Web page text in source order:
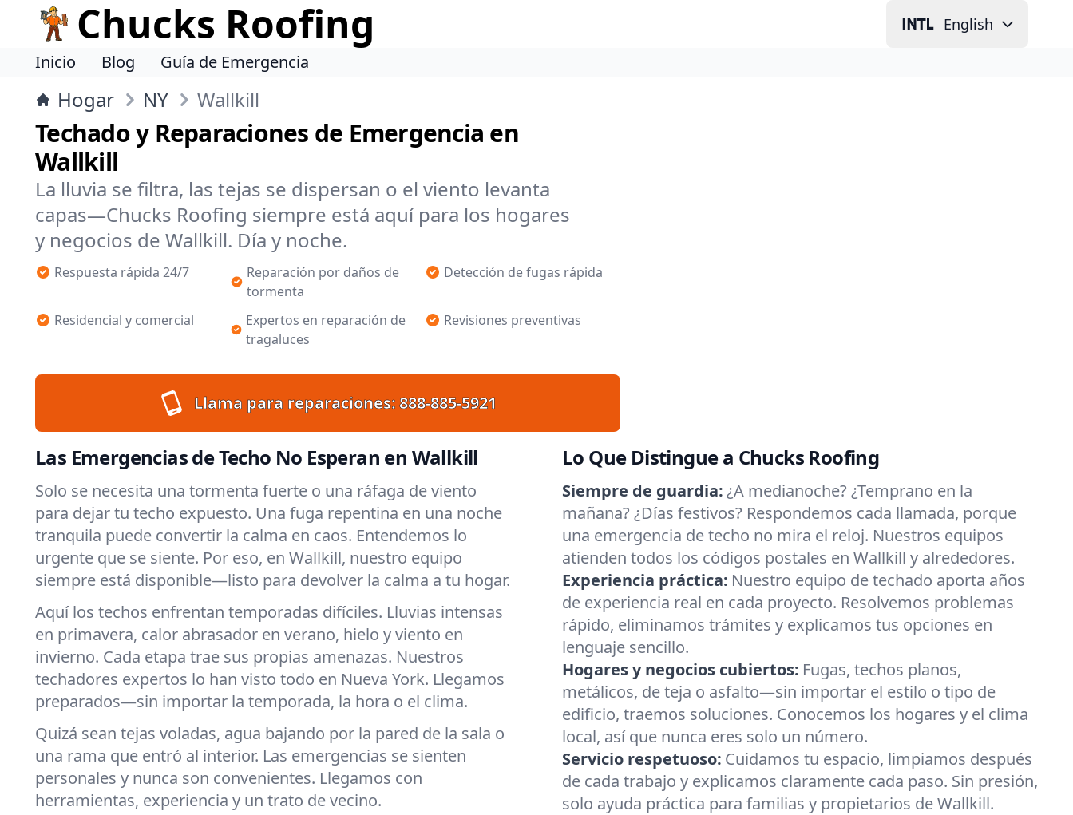
Chucks Roofing English
Inicio Blog Guía de Emergencia
Hogar NY Wallkill
Techado y Reparaciones de Emergencia en
Wallkill
La lluvia se filtra, las tejas se dispersan o el viento levanta
capas—Chucks Roofing siempre está aquí para los hogares
y negocios de Wallkill. Día y noche.
Respuesta rápida 24/7
Reparación por daños de
tormenta
Detección de fugas rápida
Residencial y comercial
Expertos en reparación de
tragaluces
Revisiones preventivas
Llama para reparaciones:888-885-5921
Las Emergencias de Techo No Esperan en Wallkill
Solo se necesita una tormenta fuerte o una ráfaga de viento
para dejar tu techo expuesto. Una fuga repentina en una noche
tranquila puede convertir la calma en caos. Entendemos lo
urgente que se siente. Por eso, en Wallkill, nuestro equipo
siempre está disponible—listo para devolver la calma a tu hogar.
Aquí los techos enfrentan temporadas difíciles. Lluvias intensas
en primavera, calor abrasador en verano, hielo y viento en
invierno. Cada etapa trae sus propias amenazas. Nuestros
techadores expertos lo han visto todo en Nueva York. Llegamos
preparados—sin importar la temporada, la hora o el clima.
Quizá sean tejas voladas, agua bajando por la pared de la sala o
una rama que entró al interior. Las emergencias se sienten
personales y nunca son convenientes. Llegamos con
herramientas, experiencia y un trato de vecino.
Lo Que Distingue a Chucks Roofing
Siempre de guardia:¿A medianoche? ¿Temprano en la
mañana? ¿Días festivos? Respondemos cada llamada, porque
una emergencia de techo no mira el reloj. Nuestros equipos
atienden todos los códigos postales en Wallkill y alrededores.
Experiencia práctica: Nuestro equipo de techado aporta años
de experiencia real en cada proyecto. Resolvemos problemas
rápido, eliminamos trámites y explicamos tus opciones en
lenguaje sencillo.
Hogares y negocios cubiertos: Fugas, techos planos,
metálicos, de teja o asfalto—sin importar el estilo o tipo de
edificio, traemos soluciones. Conocemos los hogares y el clima
local, así que nunca eres solo un número.
Servicio respetuoso: Cuidamos tu espacio, limpiamos después
de cada trabajo y explicamos claramente cada paso. Sin presión,
solo ayuda práctica para familias y propietarios de Wallkill.